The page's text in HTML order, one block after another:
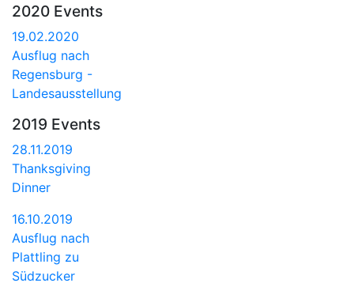
2020 Events
19.02.2020
Ausflug nach
Regensburg -
Landesausstellung
2019 Events
28.11.2019
Thanksgiving
Dinner
16.10.2019
Ausflug nach
Plattling zu
Südzucker